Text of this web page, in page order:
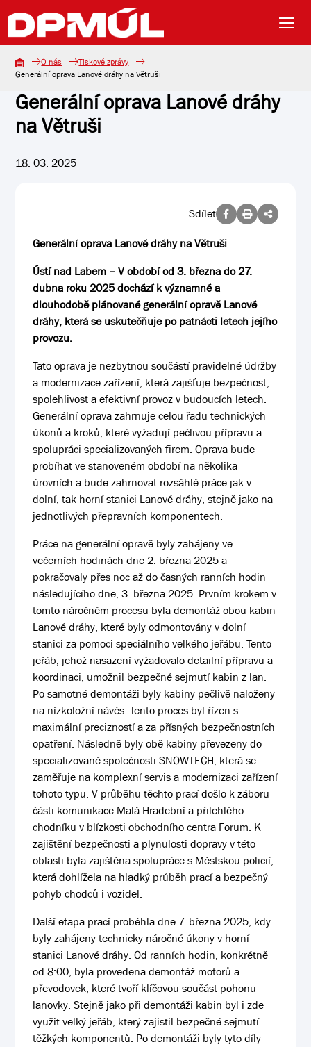
O nás
Tiskové zprávy
Generální oprava Lanové dráhy na Větruši
Generální oprava Lanové dráhy
na Větruši
18. 03. 2025
Sdílet
Generální oprava Lanové dráhy na Větruši
Ústí nad Labem – V období od 3. března do 27.
dubna roku 2025 dochází k významné a
dlouhodobě plánované generální opravě Lanové
dráhy, která se uskutečňuje po patnácti letech jejího
provozu.
Tato oprava je nezbytnou součástí pravidelné údržby
a modernizace zařízení, která zajišťuje bezpečnost,
spolehlivost a efektivní provoz v budoucích letech.
Generální oprava zahrnuje celou řadu technických
úkonů a kroků, které vyžadují pečlivou přípravu a
spolupráci specializovaných firem. Oprava bude
probíhat ve stanoveném období na několika
úrovních a bude zahrnovat rozsáhlé práce jak v
dolní, tak horní stanici Lanové dráhy, stejně jako na
jednotlivých přepravních komponentech.
Práce na generální opravě byly zahájeny ve
večerních hodinách dne 2. března 2025 a
pokračovaly přes noc až do časných ranních hodin
následujícího dne, 3. března 2025. Prvním krokem v
tomto náročném procesu byla demontáž obou kabin
Lanové dráhy, které byly odmontovány v dolní
stanici za pomoci speciálního velkého jeřábu. Tento
jeřáb, jehož nasazení vyžadovalo detailní přípravu a
koordinaci, umožnil bezpečné sejmutí kabin z lan.
Po samotné demontáži byly kabiny pečlivě naloženy
na nízkoložní návěs. Tento proces byl řízen s
maximální precizností a za přísných bezpečnostních
opatření. Následně byly obě kabiny převezeny do
specializované společnosti SNOWTECH, která se
zaměřuje na komplexní servis a modernizaci zařízení
tohoto typu. V průběhu těchto prací došlo k záboru
části komunikace Malá Hradební a přilehlého
chodníku v blízkosti obchodního centra Forum. K
zajištění bezpečnosti a plynulosti dopravy v této
oblasti byla zajištěna spolupráce s Městskou policií,
která dohlížela na hladký průběh prací a bezpečný
pohyb chodců i vozidel.
Další etapa prací proběhla dne 7. března 2025, kdy
byly zahájeny technicky náročné úkony v horní
stanici Lanové dráhy. Od ranních hodin, konkrétně
od 8:00, byla provedena demontáž motorů a
převodovek, které tvoří klíčovou součást pohonu
lanovky. Stejně jako při demontáži kabin byl i zde
využit velký jeřáb, který zajistil bezpečné sejmutí
těžkých komponentů. Po demontáži byly tyto díly